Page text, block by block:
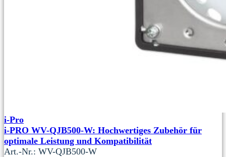
i-Pro
i-PRO WV-QJB500-W: Hochwertiges Zubehör für
optimale Leistung und Kompatibilität
Art.-Nr.: WV-QJB500-W